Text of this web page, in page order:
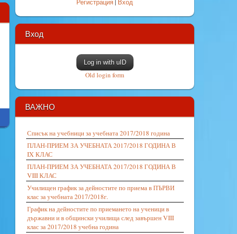
Регистрация| Вход
Вход
Log in with uID
Old login form
ВАЖНО
Списък на учебници за учебната 2017/2018 година
ПЛАН-ПРИЕМ ЗА УЧЕБНАТА 2017/2018 ГОДИНА В
IX КЛАС
ПЛАН-ПРИЕМ ЗА УЧЕБНАТА 2017/2018 ГОДИНА В
VIII КЛАС
Училищен график за дейностите по приема в ПЪРВИ
клас за учебната 2017/2018г.
График на дейностите по приемането на ученици в
държавни и в общински училища след завършен VIII
клас за 2017/2018 учебна година